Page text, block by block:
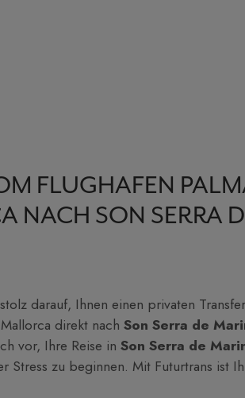
FLUGHAFEN
NACH SON SERRA
darauf, Ihnen einen privaten
direkt nach Son Serra de
vor, Ihre Reise in Son Serra de
Stress zu beginnen. Mit Futurtrans ist